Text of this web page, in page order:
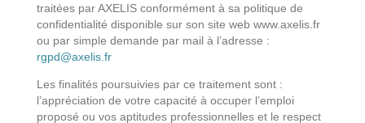
traitées par AXELIS conformément à sa politique de
confidentialité disponible sur son site web www.axelis.fr
ou par simple demande par mail à l’adresse :
rgpd@axelis.fr
Les finalités poursuivies par ce traitement sont :
l’appréciation de votre capacité à occuper l’emploi
proposé ou vos aptitudes professionnelles et le respect